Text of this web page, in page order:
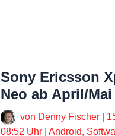
Sony Ericsson
Neo ab April/
von Denny Fischer
08:52 Uhr
Android,